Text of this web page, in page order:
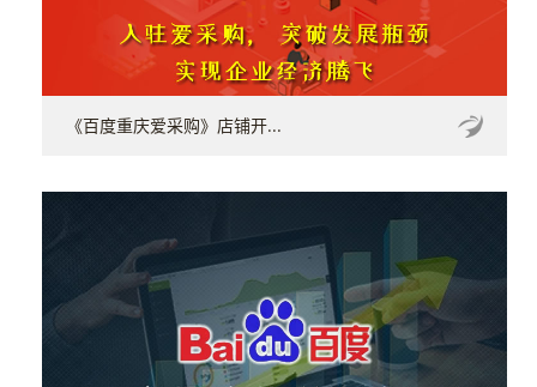
《百度重庆爱采购》店铺开...